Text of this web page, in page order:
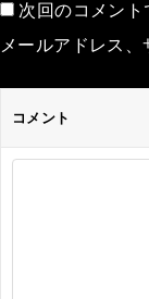
次回のコメント
メールアドレス、
コメント